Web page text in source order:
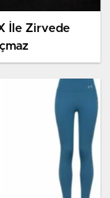
İle Zirvede